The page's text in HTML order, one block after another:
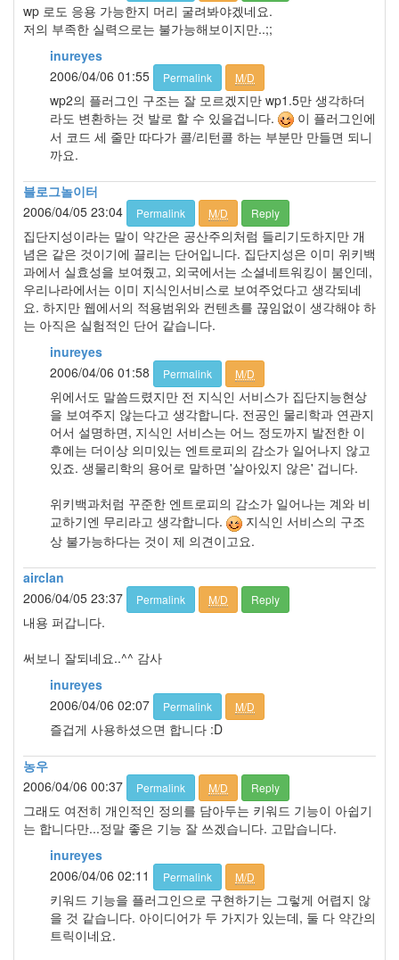
wp 로도 응용 가능한지 머리 굴려봐야겠네요.
저의 부족한 실력으로는 불가능해보이지만..;;
inureyes
2006/04/06 01:55
Permalink M/D
wp2의 플러그인 구조는 잘 모르겠지만 wp1.5만 생각하더
라도 변환하는 것 발로 할 수 있을겁니다.
이 플러그인에
서 코드 세 줄만 따다가 콜/리턴콜 하는 부분만 만들면 되니
까요.
블로그놀이터
2006/04/05 23:04
Permalink M/D Reply
집단지성이라는 말이 약간은 공산주의처럼 들리기도하지만 개
념은 같은 것이기에 끌리는 단어입니다. 집단지성은 이미 위키백
과에서 실효성을 보여줬고, 외국에서는 소셜네트워킹이 붐인데,
우리나라에서는 이미 지식인서비스로 보여주었다고 생각되네
요. 하지만 웹에서의 적용범위와 컨텐츠를 끊임없이 생각해야 하
는 아직은 실험적인 단어 같습니다.
inureyes
2006/04/06 01:58
Permalink M/D
위에서도 말씀드렸지만 전 지식인 서비스가 집단지능현상
을 보여주지 않는다고 생각합니다. 전공인 물리학과 연관지
어서 설명하면, 지식인 서비스는 어느 정도까지 발전한 이
후에는 더이상 의미있는 엔트로피의 감소가 일어나지 않고
있죠. 생물리학의 용어로 말하면 '살아있지 않은' 겁니다.
위키백과처럼 꾸준한 엔트로피의 감소가 일어나는 계와 비
교하기엔 무리라고 생각합니다.
지식인 서비스의 구조
상 불가능하다는 것이 제 의견이고요.
airclan
2006/04/05 23:37
Permalink M/D Reply
내용 퍼갑니다.
써보니 잘되네요..^^ 감사
inureyes
2006/04/06 02:07
Permalink M/D
즐겁게 사용하셨으면 합니다 :D
농우
2006/04/06 00:37
Permalink M/D Reply
그래도 여전히 개인적인 정의를 담아두는 키워드 기능이 아쉽기
는 합니다만...정말 좋은 기능 잘 쓰겠습니다. 고맙습니다.
inureyes
2006/04/06 02:11
Permalink M/D
키워드 기능을 플러그인으로 구현하기는 그렇게 어렵지 않
을 것 같습니다. 아이디어가 두 가지가 있는데, 둘 다 약간의
트릭이네요.